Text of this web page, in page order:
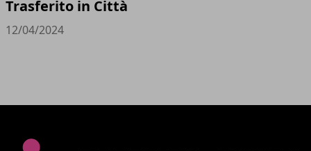
Trasferito in Città
12/04/2024